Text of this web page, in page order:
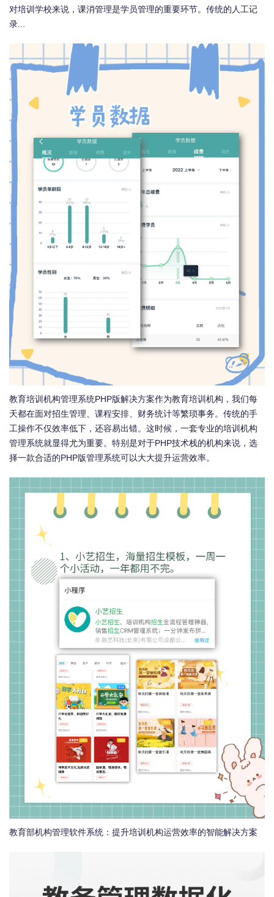
对培训学校来说，课消管理是学员管理的重要环节。传统的人工记
录...
教育培训机构管理系统PHP版解决方案作为教育培训机构，我们每
天都在面对招生管理、课程安排、财务统计等繁琐事务。传统的手
工操作不仅效率低下，还容易出错。这时候，一套专业的培训机构
管理系统就显得尤为重要。特别是对于PHP技术栈的机构来说，选
择一款合适的PHP版管理系统可以大大提升运营效率。
教育部机构管理软件系统：提升培训机构运营效率的智能解决方案